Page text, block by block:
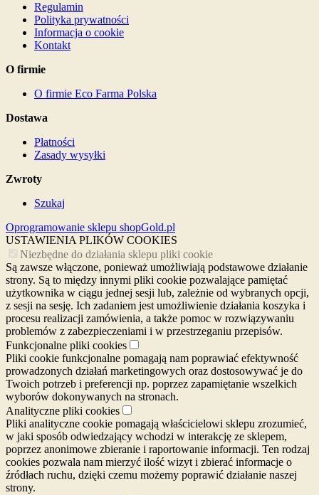
Regulamin
Polityka prywatności
Informacja o cookie
Kontakt
O firmie
O firmie Eco Farma Polska
Dostawa
Płatności
Zasady wysyłki
Zwroty
Szukaj
Oprogramowanie sklepu shopGold.pl
USTAWIENIA PLIKÓW COOKIES
Niezbędne do działania sklepu pliki cookie
Są zawsze włączone, ponieważ umożliwiają podstawowe działanie
strony. Są to między innymi pliki cookie pozwalające pamiętać
użytkownika w ciągu jednej sesji lub, zależnie od wybranych opcji,
z sesji na sesję. Ich zadaniem jest umożliwienie działania koszyka i
procesu realizacji zamówienia, a także pomoc w rozwiązywaniu
problemów z zabezpieczeniami i w przestrzeganiu przepisów.
Funkcjonalne pliki cookies
Pliki cookie funkcjonalne pomagają nam poprawiać efektywność
prowadzonych działań marketingowych oraz dostosowywać je do
Twoich potrzeb i preferencji np. poprzez zapamiętanie wszelkich
wyborów dokonywanych na stronach.
Analityczne pliki cookies
Pliki analityczne cookie pomagają właścicielowi sklepu zrozumieć,
w jaki sposób odwiedzający wchodzi w interakcję ze sklepem,
poprzez anonimowe zbieranie i raportowanie informacji. Ten rodzaj
cookies pozwala nam mierzyć ilość wizyt i zbierać informacje o
źródłach ruchu, dzięki czemu możemy poprawić działanie naszej
strony.